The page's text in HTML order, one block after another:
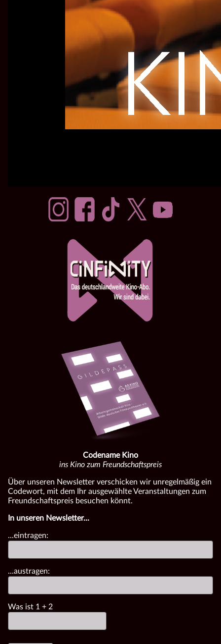
Codename Kino
ins Kino zum Freundschaftspreis
Über unseren Newsletter verschicken wir unregelmäßig ein
Codewort, mit dem Ihr ausgewählte Veranstaltungen zum
Freundschaftspreis besuchen könnt.
In unseren Newsletter...
...eintragen:
...austragen:
Was ist 1 + 2